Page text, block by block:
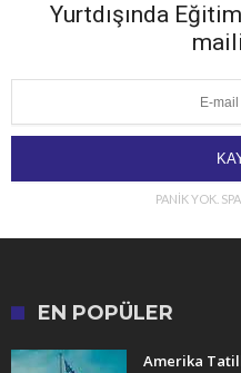
Yurtdışında
PANİK YOK.
EN POPÜLER
Amerika